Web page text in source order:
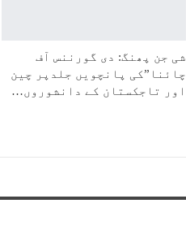
شی جن پھنگ: دی گورننس آف
چائنا”کی پانچویں جلدپر چین
اور تاجکستان کے دانشوروں…